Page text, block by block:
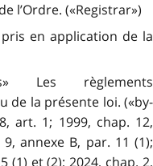
l’Ordre. («Registrar»)
en application de la
Les règlements
de la présente loi. («by-
art. 1; 1999, chap. 12,
annexe B, par. 11 (1);
(1) et (2); 2024, chap. 2,